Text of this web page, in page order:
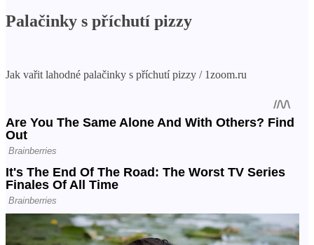
Palačinky s příchutí pizzy
Jak vařit lahodné palačinky s příchutí pizzy / 1zoom.ru